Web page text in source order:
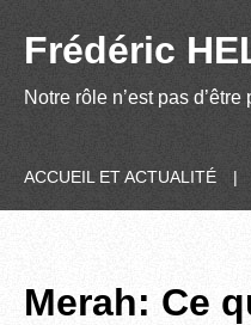
Frédéric
Notre rôle n’est pas
ACCUEIL ET ACTUALITÉ |
Merah: Ce